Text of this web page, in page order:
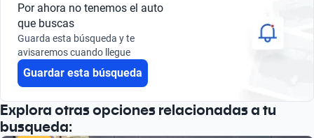
Busca por modelo
Busca por versión
Por ahora no tenemos el auto
que buscas
Guarda esta búsqueda y te
avisaremos cuando llegue
Guardar esta búsqueda
Explora otras opciones relacionadas a tu
busqueda: